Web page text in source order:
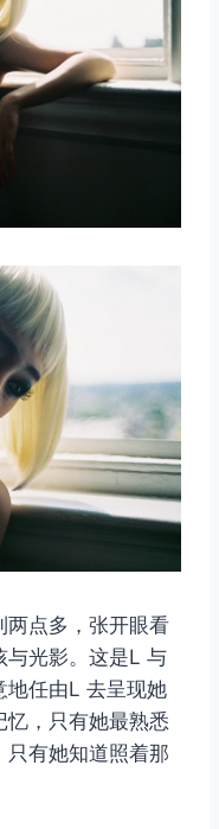
两点多，张开眼看
与光影。这是L 与
地任由L 去呈现她
忆，只有她最熟悉
只有她知道照着那